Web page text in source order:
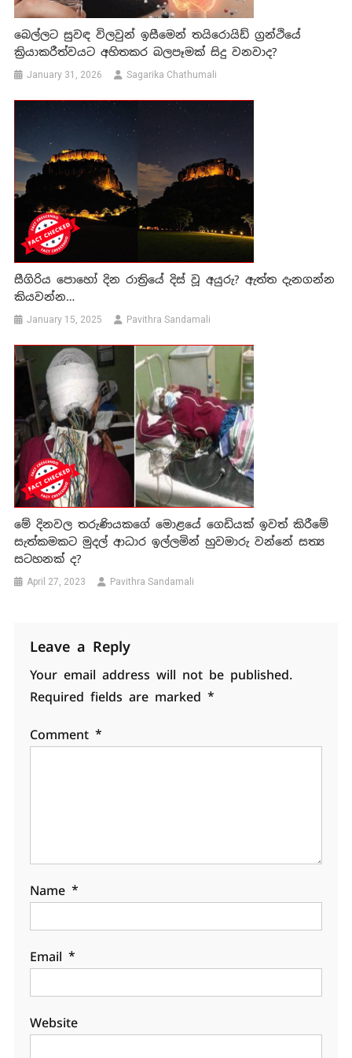
බෙල්ලට සුවඳ විලවුන් ඉසීමෙන් තයිරොයිඩ් ග්‍රන්ථියේ
ක්‍රියාකරීත්වයට අහිතකර බලපෑමක් සිදු වනවාද?
January 31, 2026 Sagarika Chathumali
සීගිරිය පොහෝ දින රාත්‍රියේ දිස් වූ අයුරු? ඇත්ත දැනගන්න
කියවන්න…
January 15, 2025 Pavithra Sandamali
මේ දිනවල තරුණියකගේ මොළයේ ගෙඩියක් ඉවත් කිරීමේ
සැත්කමකට මුදල් ආධාර ඉල්ලමින් හුවමාරු වන්නේ සත්‍ය
සටහනක් ද?
April 27, 2023 Pavithra Sandamali
Leave a Reply
Your email address will not be published.
Required fields are marked *
Comment *
Name *
Email *
Website